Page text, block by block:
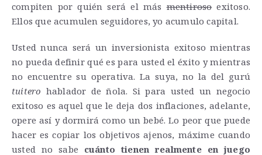
compiten por quién será el másmentirosoexitoso.
Ellos que acumulen seguidores, yo acumulo capital.
Usted nunca será un inversionista exitoso mientras
no pueda definir qué es para usted el éxito y mientras
no encuentre su operativa. La suya, no la del gurú
tuitero hablador de ñola. Si para usted un negocio
exitoso es aquel que le deja dos inflaciones, adelante,
opere así y dormirá como un bebé. Lo peor que puede
hacer es copiar los objetivos ajenos, máxime cuando
usted no sabe cuánto tienen realmente en juego